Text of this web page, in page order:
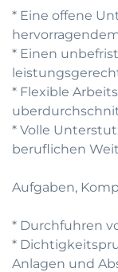
* Eine offene
* Einen
* Flexible
* Volle
beruflichen
Aufgaben,
* Durchfuhren
*
Anlagen und